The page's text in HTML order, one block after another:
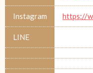
Instagram https://
LINE